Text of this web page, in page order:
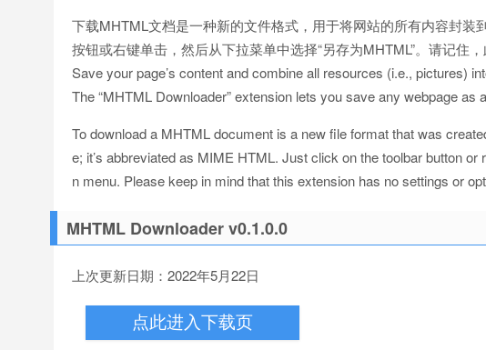
下载MHTML文档是一种新的文件格式，用于将网站的所有内容封
按钮或右键单击，然后从下拉菜单中选择“另存为MHTML”。请记住
Save your page’s content and combine all resources (i.e., pictures)
The “MHTML Downloader” extension lets you save any webpage
To download a MHTML document is a new file format that was
e; it’s abbreviated as MIME HTML. Just click on the toolbar button
n menu. Please keep in mind that this extension has no settings or
MHTML Downloader v0.1.0.0
上次更新日期：2022年5月22日
点此进入下载页